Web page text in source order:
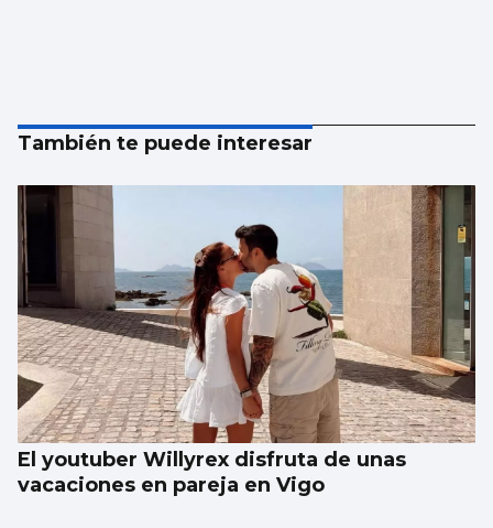
También te puede interesar
El youtuber Willyrex disfruta de unas
vacaciones en pareja en Vigo